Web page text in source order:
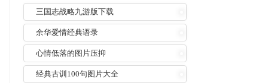
三国志战略九游版下载
余华爱情经典语录
心情低落的图片压抑
经典古训100句图片大全